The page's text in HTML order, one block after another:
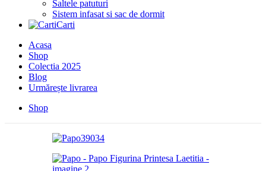
Saltele patuturi
Sistem infasat si sac de dormit
Carti
Acasa
Shop
Colectia 2025
Blog
Urmărește livrarea
Shop